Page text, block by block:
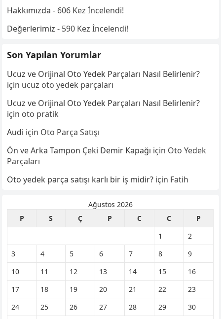
Hakkımızda - 606 Kez İncelendi!
Değerlerimiz - 590 Kez İncelendi!
Son Yapılan Yorumlar
Ucuz ve Orijinal Oto Yedek Parçaları Nasıl Belirlenir?
için ucuz oto yedek parçaları
Ucuz ve Orijinal Oto Yedek Parçaları Nasıl Belirlenir?
için oto pratik
Audi için Oto Parça Satışı
Ön ve Arka Tampon Çeki Demir Kapağı için Oto Yedek
Parçaları
Oto yedek parça satışı karlı bir iş midir? için Fatih
Ağustos 2026
P
S Ç P C C
P
1
2
3
4 5 6 7 8
9
10
11 12 13 14 15
16
17
18 19 20 21 22
23
24
25 26 27 28 29
30